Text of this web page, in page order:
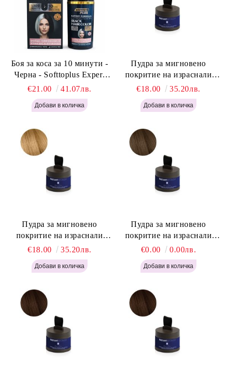
Боя за коса за 10 минути -
Черна - Softtoplus Expert
Woman Black 400мл
€21.00 41.07лв.
Пудра за мигновено
покритие на израснали
корени Светло Русо - Labor
Pro Instant Retouch Powder -
Light Blonde H646
€18.00 35.20лв.
Пудра за мигновено
покритие на израснали
корени Русо - Labor Pro
Instant Retouch Powder -
Blonde H645
€18.00 35.20лв.
Пудра за мигновено
покритие на израснали
корени Светло Кафяво -
Labor Pro Instant Retouch
Powder - Light Brown H644
€0.00 0.00лв.